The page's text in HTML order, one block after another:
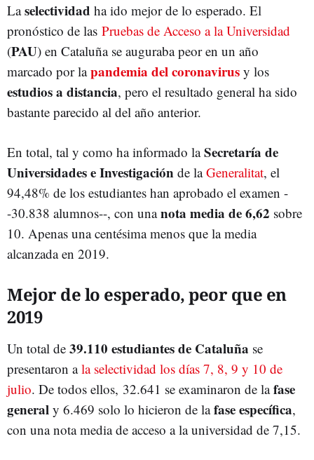
Laselectividad ha ido mejor de lo esperado. El
pronóstico de las Pruebas de Acceso a la Universidad
(PAU) en Cataluña se auguraba peor en un año
marcado por lapandemia del coronavirus y los
estudios a distancia, pero el resultado general ha sido
bastante parecido al del año anterior.
En total, tal y como ha informado laSecretaría de
Universidades e Investigación de laGeneralitat, el
94,48% de los estudiantes han aprobado el examen -
-30.838 alumnos--, con unanota media de 6,62 sobre
10. Apenas una centésima menos que la media
alcanzada en 2019.
Mejor de lo esperado, peor que en
2019
Un total de 39.110 estudiantes de Cataluña se
presentaron ala selectividad los días 7, 8, 9 y 10 de
julio. De todos ellos, 32.641 se examinaron de lafase
general y 6.469 solo lo hicieron de lafase específica,
con una nota media de acceso a la universidad de 7,15.